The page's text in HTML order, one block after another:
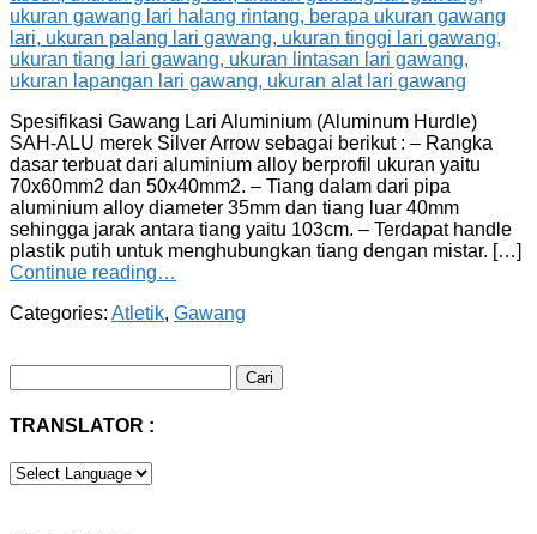
Spesifikasi Gawang Lari Aluminium (Aluminum Hurdle)
SAH-ALU merek Silver Arrow sebagai berikut : – Rangka
dasar terbuat dari aluminium alloy berprofil ukuran yaitu
70x60mm2 dan 50x40mm2. – Tiang dalam dari pipa
aluminium alloy diameter 35mm dan tiang luar 40mm
sehingga jarak antara tiang yaitu 103cm. – Terdapat handle
plastik putih untuk menghubungkan tiang dengan mistar. […]
Continue reading…
Categories: Atletik, Gawang
untuk:
TRANSLATOR :